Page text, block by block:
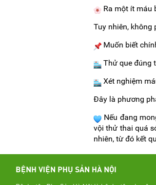
Ra một ít máu
Tuy nhiên, không
Muốn biết
Thử que đúng
Xét nghiệm
Đây là phương
Nếu đang
vội thử thai quá
nhiên, từ đó kết
BỆNH VIỆN PHỤ SẢN HÀ NỘI